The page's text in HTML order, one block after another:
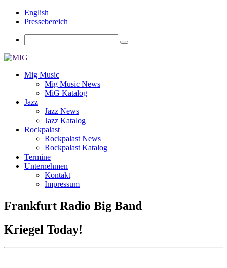
English
Pressebereich
Mig Music
Mig Music News
MiG Katalog
Jazz
Jazz News
Jazz Katalog
Rockpalast
Rockpalast News
Rockpalast Katalog
Termine
Unternehmen
Kontakt
Impressum
Frankfurt Radio Big Band
Kriegel Today!